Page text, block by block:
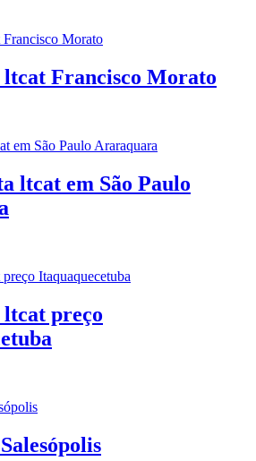
ltcat Francisco Morato
ltcat em São Paulo
ltcat preço